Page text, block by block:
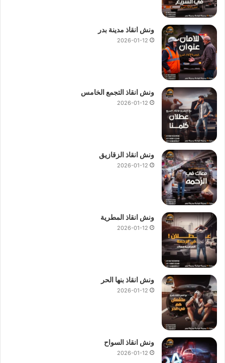
ونش انقاذ مدينة بدر
2026-01-12
ونش انقاذ التجمع الخامس
2026-01-12
ونش انقاذ الزقازيق
2026-01-12
ونش انقاذ المطرية
2026-01-12
ونش انقاذ بنها الحر
2026-01-12
ونش انقاذ السواح
2026-01-12